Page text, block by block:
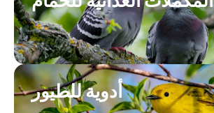
أدوية للطيور